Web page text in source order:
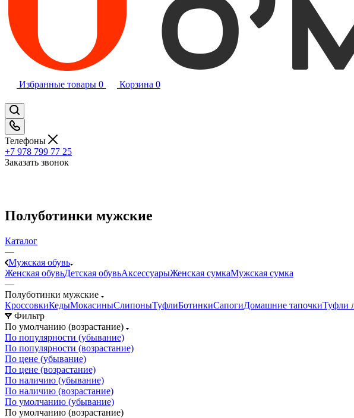
Избранные товары 0 Корзина 0
Телефоны
+7 978 799 77 25
Заказать звонок
Полуботинки мужские
Каталог
—
Мужская обувь
Женская обувьДетская обувьАксессуарыЖенская сумкаМужская сумка
—
Полуботинки мужские
КроссовкиКедыМокасиныСлипоныТуфлиБотинкиСапогиДомашние тапочкиТуфли
Фильтр
По умолчанию (возрастание)
По популярности (убывание)
По популярности (возрастание)
По цене (убывание)
По цене (возрастание)
По наличию (убывание)
По наличию (возрастание)
По умолчанию (убывание)
По умолчанию (возрастание)